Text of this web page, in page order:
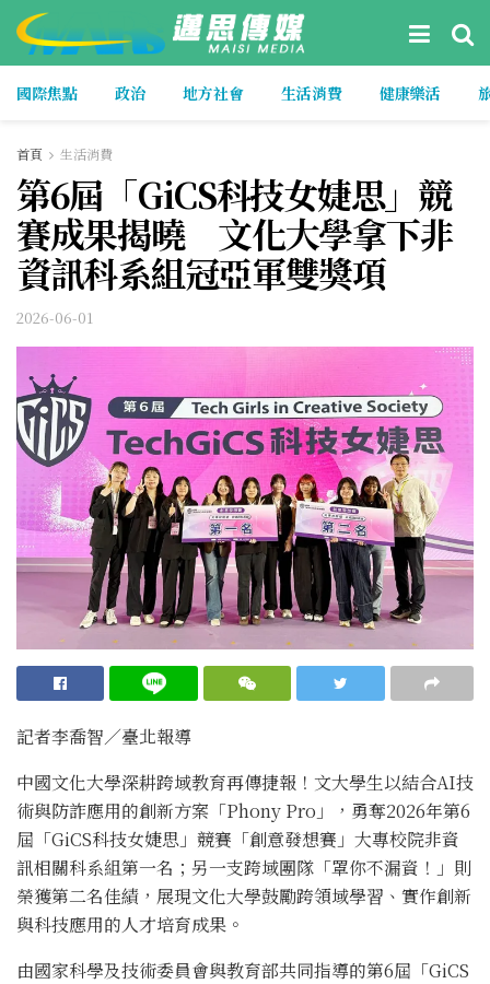
國際焦點 政治 地方社會 生活消費 健康樂活
首頁 生活消費
第6屆「GiCS科技女婕思」競
賽成果揭曉 文化大學拿下非
資訊科系組冠亞軍雙獎項
2026-06-01
記者李喬智／臺北報導
中國文化大學深耕跨域教育再傳捷報！文大學生以結合AI技
術與防詐應用的創新方案「Phony Pro」，勇奪2026年第6
屆「GiCS科技女婕思」競賽「創意發想賽」大專校院非資
訊相關科系組第一名；另一支跨域團隊「罩你不漏資！」則
榮獲第二名佳績，展現文化大學鼓勵跨領域學習、實作創新
與科技應用的人才培育成果。
由國家科學及技術委員會與教育部共同指導的第6屆「GiCS